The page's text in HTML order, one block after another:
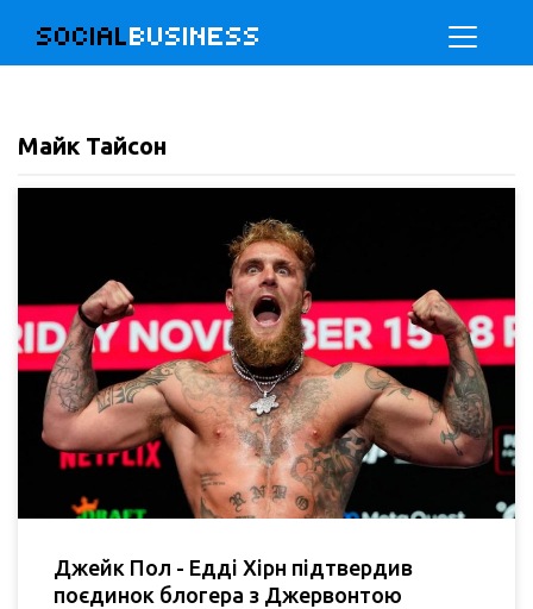
SOCIALBUSINESS
Майк Тайсон
Джейк Пол - Едді Хірн підтвердив
поєдинок блогера з Джервонтою